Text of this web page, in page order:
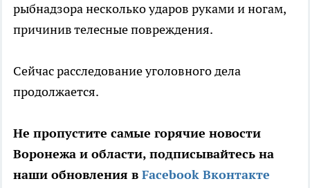
рыбнадзора несколько ударов руками и ногам,
причинив телесные повреждения.
Сейчас расследование уголовного дела
продолжается.
Не пропустите самые горячие новости
Воронежа и области, подписывайтесь на
наши обновления в Facebook Вконтакте